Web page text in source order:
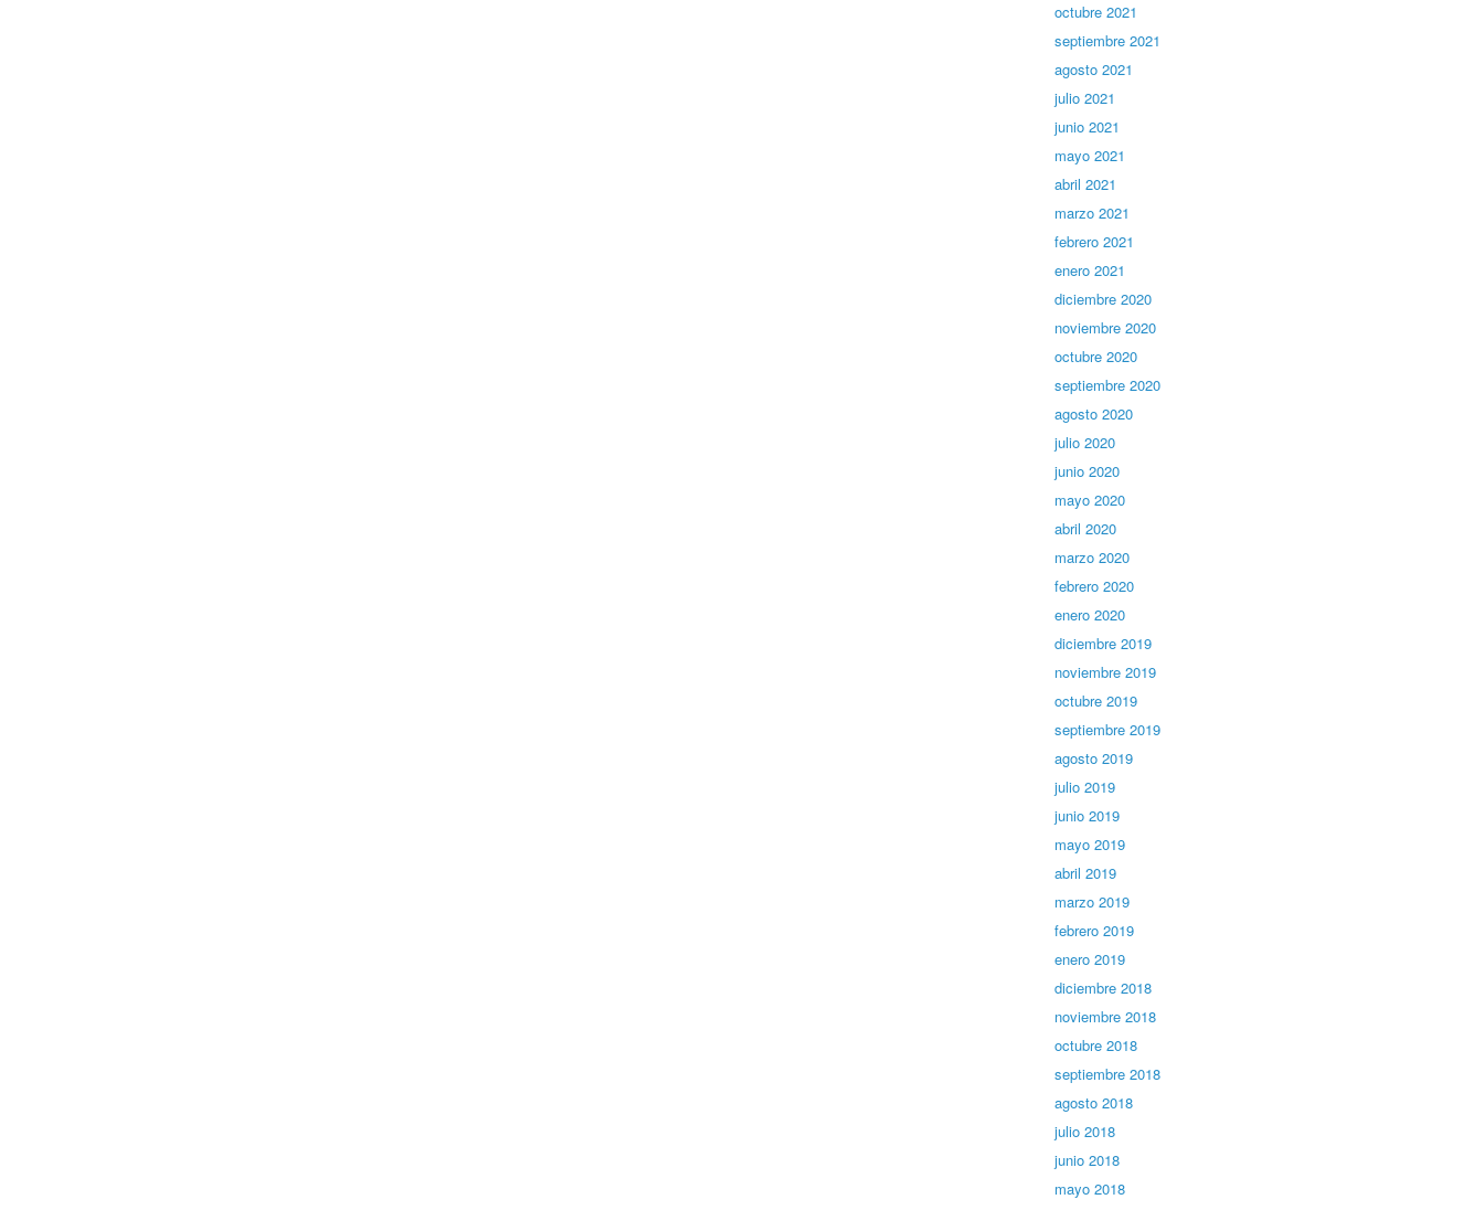
octubre 2021
septiembre 2021
agosto 2021
julio 2021
junio 2021
mayo 2021
abril 2021
marzo 2021
febrero 2021
enero 2021
diciembre 2020
noviembre 2020
octubre 2020
septiembre 2020
agosto 2020
julio 2020
junio 2020
mayo 2020
abril 2020
marzo 2020
febrero 2020
enero 2020
diciembre 2019
noviembre 2019
octubre 2019
septiembre 2019
agosto 2019
julio 2019
junio 2019
mayo 2019
abril 2019
marzo 2019
febrero 2019
enero 2019
diciembre 2018
noviembre 2018
octubre 2018
septiembre 2018
agosto 2018
julio 2018
junio 2018
mayo 2018